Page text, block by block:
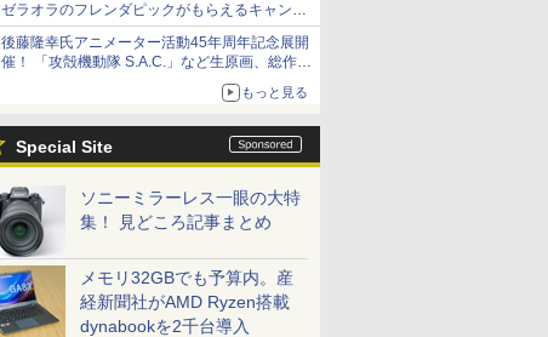
ゼラオラのフレンダピックがもらえるキャンペ
ーン開催！
後藤隆幸氏アニメーター活動45年周年記念展開
催！ 「攻殻機動隊 S.A.C.」など生原画、総作画
もっと見る
Special Site
ソニーミラーレス一眼の大特
集！ 見どころ記事まとめ
メモリ32GBでも予算内。産
経新聞社がAMD Ryzen搭載
dynabookを2千台導入